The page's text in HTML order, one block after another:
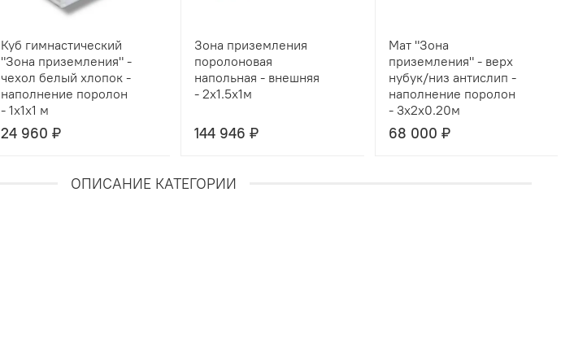
Куб гимнастический
"Зона приземления" -
чехол белый хлопок -
наполнение поролон
- 1x1x1 м
24 960 ₽
Зона приземления
поролоновая
напольная - внешняя
- 2x1.5x1м
144 946 ₽
Мат "Зона
приземления" - верх
нубук/низ антислип -
наполнение поролон
- 3x2x0.20м
68 000 ₽
ОПИСАНИЕ КАТЕГОРИИ